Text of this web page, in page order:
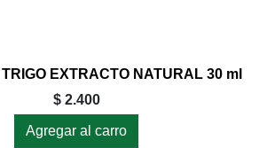
EXTRACTO NATURAL 30 ml
$ 2.400
Agregar al carro